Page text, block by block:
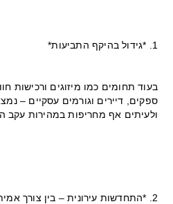
1. *גידול בהיקף התביעות*
בעוד תחומים כמו מיזוגים ורכישות
ספקים, דיירים וגורמים עסקיים –
ולעיתים אף מחריפות במהירות עקב
2. *התחדשות עירונית – בין צורך אמיתי לסכסוכים חדשים*